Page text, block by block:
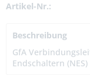
Artikel-Nr.:
Beschreibung
GfA
Endschaltern